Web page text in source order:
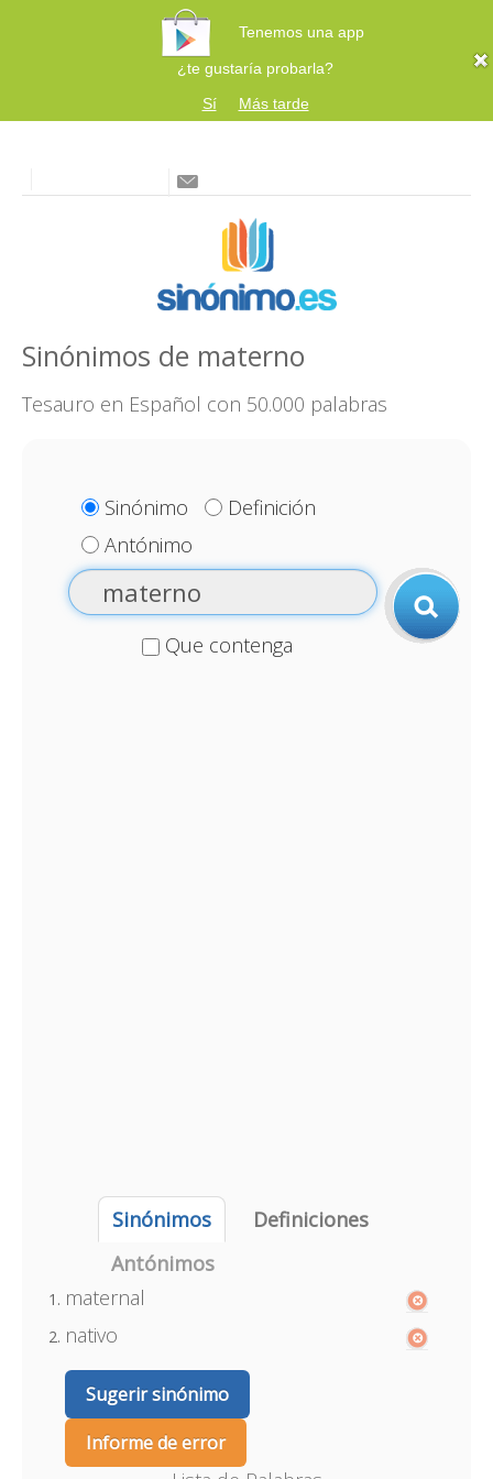
Tenemos una app
¿te gustaría probarla?
Sí
Más tarde
Sinónimos de materno
Tesauro en Español con 50.000 palabras
Sinónimo
Definición
Antónimo
Que contenga
Sinónimos
Definiciones
Antónimos
maternal
nativo
Sugerir sinónimo
Informe de error